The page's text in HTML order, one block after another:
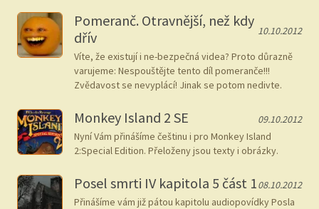
Pomeranč. Otravnější, než kdy
dřív
10.10.2012
Víte, že existují i ne-bezpečná videa? Proto důrazně
varujeme: Nespouštějte tento díl pomeranče!!!
Zvědavost se nevyplácí! Jinak se potom nedivte.
Monkey Island 2 SE
09.10.2012
Nyní Vám přinášíme češtinu i pro Monkey Island
2:Special Edition. Přeloženy jsou texty i obrázky.
Posel smrti IV kapitola 5 část 108.10.2012
Přinášíme vám již pátou kapitolu audiopovídky Posla